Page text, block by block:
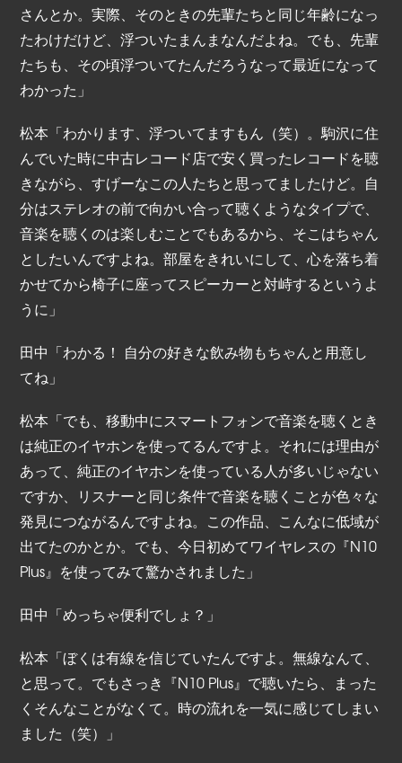
さんとか。実際、そのときの先輩たちと同じ年齢になっ
たわけだけど、浮ついたまんまなんだよね。でも、先輩
たちも、その頃浮ついてたんだろうなって最近になって
わかった」
松本「わかります、浮ついてますもん（笑）。駒沢に住
んでいた時に中古レコード店で安く買ったレコードを聴
きながら、すげーなこの人たちと思ってましたけど。自
分はステレオの前で向かい合って聴くようなタイプで、
音楽を聴くのは楽しむことでもあるから、そこはちゃん
としたいんですよね。部屋をきれいにして、心を落ち着
かせてから椅子に座ってスピーカーと対峙するというよ
うに」
田中「わかる！ 自分の好きな飲み物もちゃんと用意し
てね」
松本「でも、移動中にスマートフォンで音楽を聴くとき
は純正のイヤホンを使ってるんですよ。それには理由が
あって、純正のイヤホンを使っている人が多いじゃない
ですか、リスナーと同じ条件で音楽を聴くことが色々な
発見につながるんですよね。この作品、こんなに低域が
出てたのかとか。でも、今日初めてワイヤレスの『N10
Plus』を使ってみて驚かされました」
田中「めっちゃ便利でしょ？」
松本「ぼくは有線を信じていたんですよ。無線なんて、
と思って。でもさっき『N10 Plus』で聴いたら、まった
くそんなことがなくて。時の流れを一気に感じてしまい
ました（笑）」